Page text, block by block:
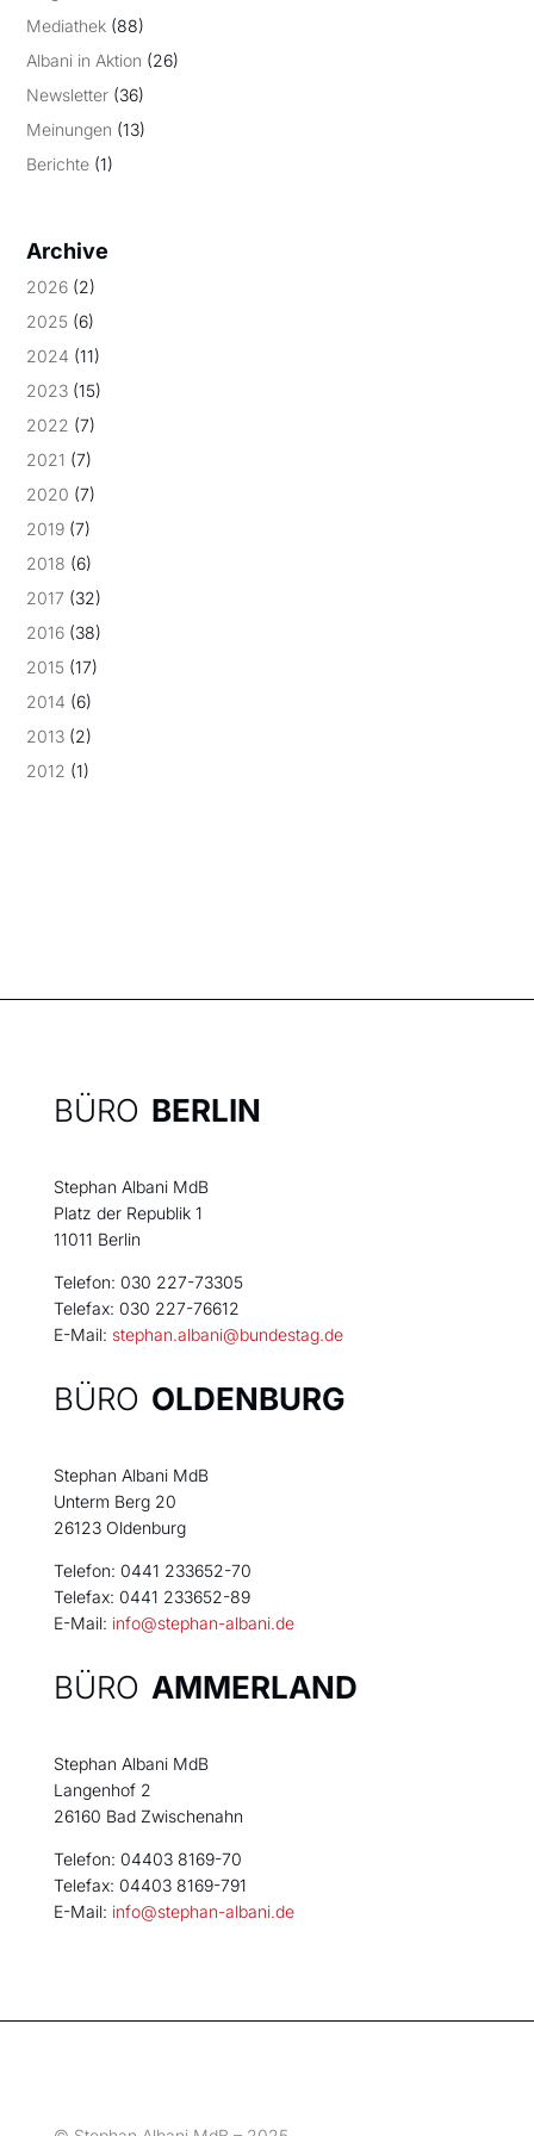
Mediathek (88)
Albani in Aktion (26)
Newsletter (36)
Meinungen (13)
Berichte (1)
Archive
2026 (2)
2025 (6)
2024 (11)
2023 (15)
2022 (7)
2021 (7)
2020 (7)
2019 (7)
2018 (6)
2017 (32)
2016 (38)
2015 (17)
2014 (6)
2013 (2)
2012 (1)
BÜRO BERLIN
Stephan Albani MdB
Platz der Republik 1
11011 Berlin
Telefon: 030 227-73305
Telefax: 030 227-76612
E-Mail: stephan.albani@bundestag.de
BÜRO OLDENBURG
Stephan Albani MdB
Unterm Berg 20
26123 Oldenburg
Telefon: 0441 233652-70
Telefax: 0441 233652-89
E-Mail: info@stephan-albani.de
BÜRO AMMERLAND
Stephan Albani MdB
Langenhof 2
26160 Bad Zwischenahn
Telefon: 04403 8169-70
Telefax: 04403 8169-791
E-Mail: info@stephan-albani.de